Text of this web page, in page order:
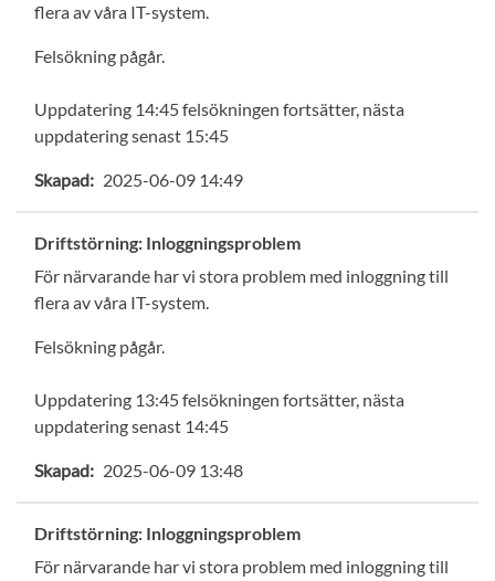
flera av våra IT-system.
Felsökning pågår.
Uppdatering 14:45 felsökningen fortsätter, nästa
uppdatering senast 15:45
Skapad: 2025-06-09 14:49
Driftstörning: Inloggningsproblem
För närvarande har vi stora problem med inloggning till
flera av våra IT-system.
Felsökning pågår.
Uppdatering 13:45 felsökningen fortsätter, nästa
uppdatering senast 14:45
Skapad: 2025-06-09 13:48
Driftstörning: Inloggningsproblem
För närvarande har vi stora problem med inloggning till